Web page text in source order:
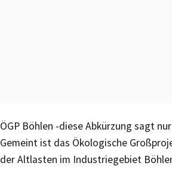
ÖGP Böhlen -diese Abkürzung sagt
Gemeint ist das Ökologische
der Altlasten im Industriegebiet